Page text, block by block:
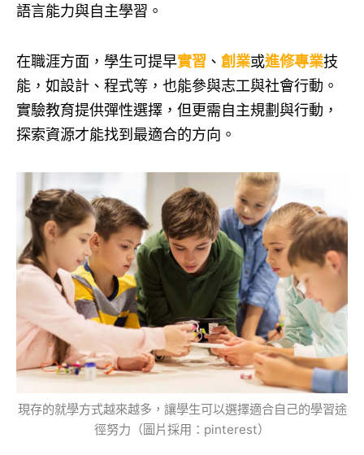
語言能力與自主學習。
在職涯方面，學生可提早實習 、 創業或進修專業技
能，如設計、程式等，也能參與志工與社會行動。
實驗教育提供彈性選擇，但更需自主規劃與行動，
探索資源才能找到最適合的方向。
現存的就學方式越來越多，讓學生可以選擇適合自己的學習途
徑努力（圖片採用：pinterest）